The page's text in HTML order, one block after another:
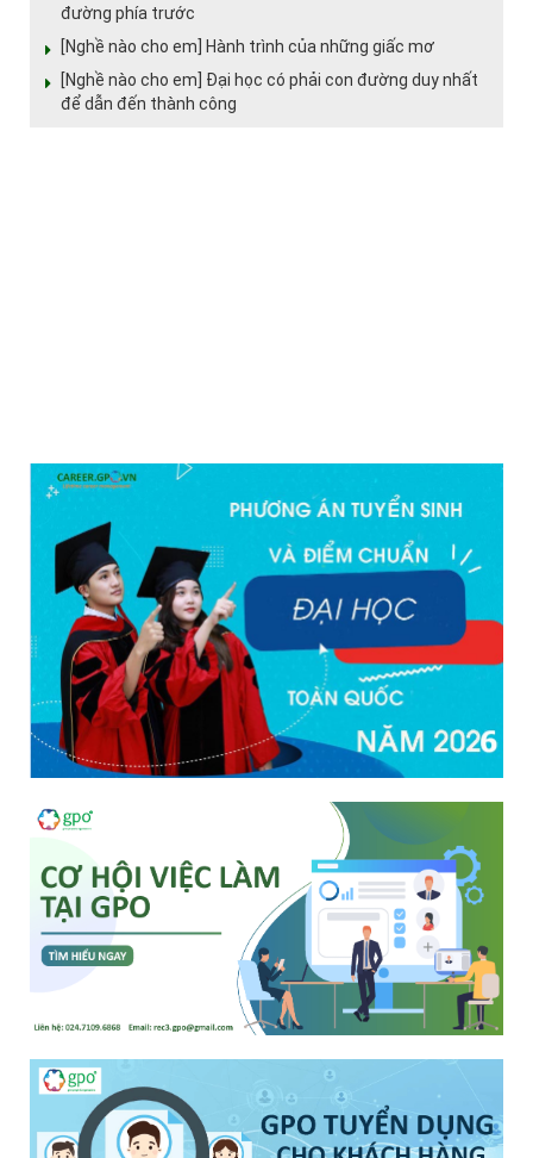
đường phía trước
[Nghề nào cho em] Hành trình của những giấc mơ
[Nghề nào cho em] Đại học có phải con đường duy nhất
để dẫn đến thành công